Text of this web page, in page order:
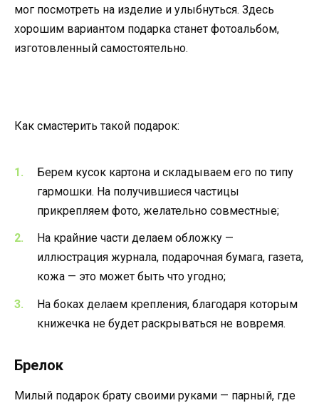
мог посмотреть на изделие и улыбнуться. Здесь
хорошим вариантом подарка станет фотоальбом,
изготовленный самостоятельно.
Как смастерить такой подарок:
Берем кусок картона и складываем его по типу
гармошки. На получившиеся частицы
прикрепляем фото, желательно совместные;
На крайние части делаем обложку —
иллюстрация журнала, подарочная бумага, газета,
кожа — это может быть что угодно;
На боках делаем крепления, благодаря которым
книжечка не будет раскрываться не вовремя.
Брелок
Милый подарок брату своими руками — парный, где